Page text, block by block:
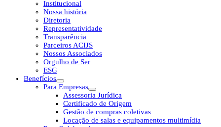
Institucional
Nossa história
Diretoria
Representatividade
Transparência
Parceiros ACIJS
Nossos Associados
Orgulho de Ser
ESG
Benefícios
Para Empresas
Assessoria Jurídica
Certificado de Origem
Gestão de compras coletivas
Locação de salas e equipamentos multimídia